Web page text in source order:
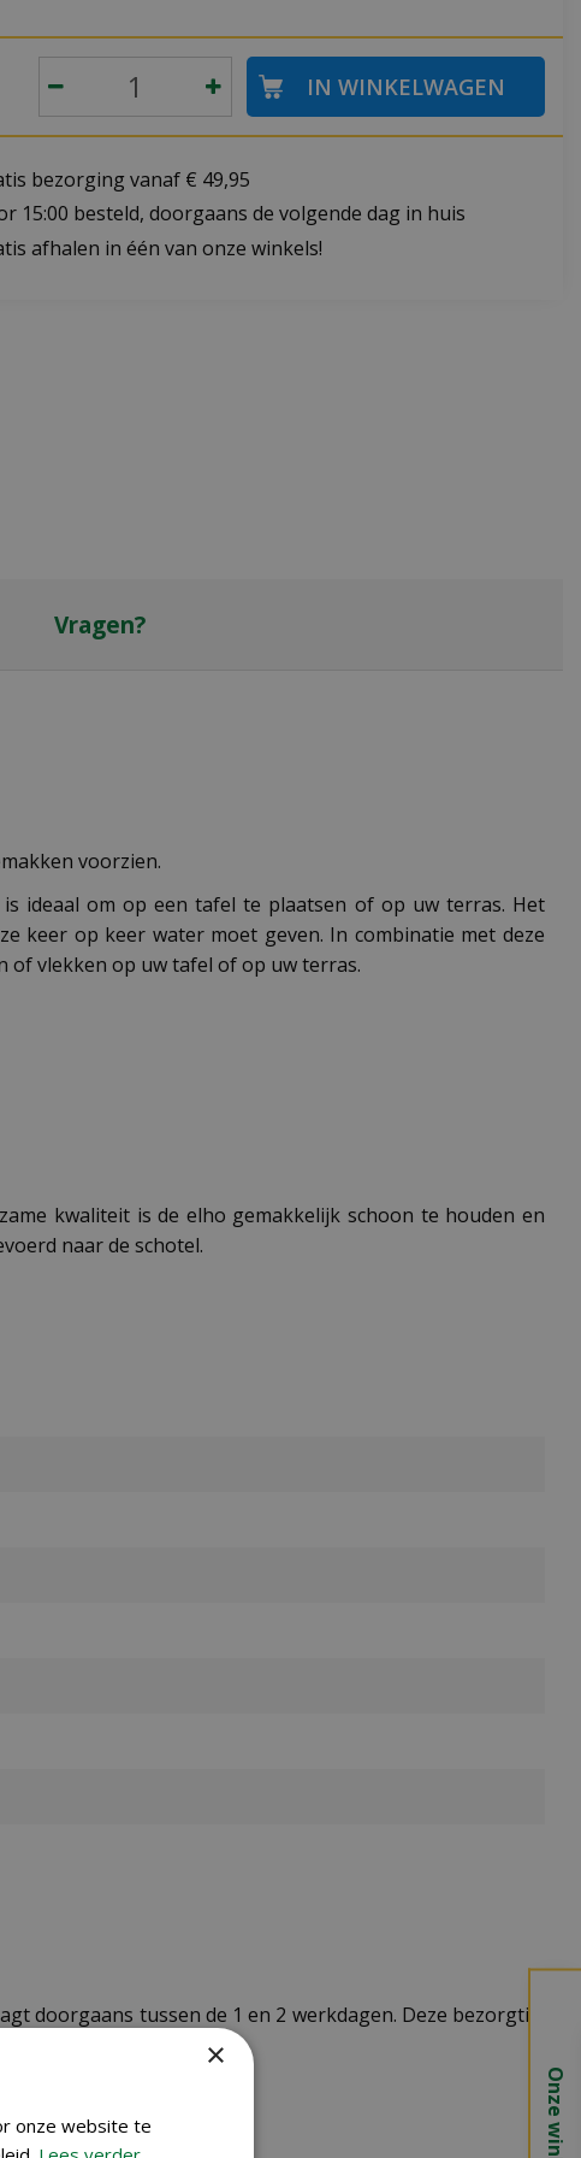
bezorging vanaf € 49,95
15:00 besteld, doorgaans de volgende dag in huis
afhalen in één van onze winkels!
Vragen?
voorzien.
ideaal om op een tafel te plaatsen of op uw terras. Het
keer op keer water moet geven. In combinatie met deze
of vlekken op uw tafel of op uw terras.
kwaliteit is de elho gemakkelijk schoon te houden en
naar de schotel.
doorgaans tussen de 1 en 2 werkdagen. Deze bezorgtijd
Onze winkels
×
onze website te